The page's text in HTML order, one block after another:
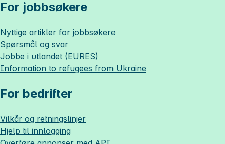
For jobbsøkere
Nyttige artikler for jobbsøkere
Spørsmål og svar
Jobbe i utlandet (EURES)
Information to refugees from Ukraine
For bedrifter
Vilkår og retningslinjer
Hjelp til innlogging